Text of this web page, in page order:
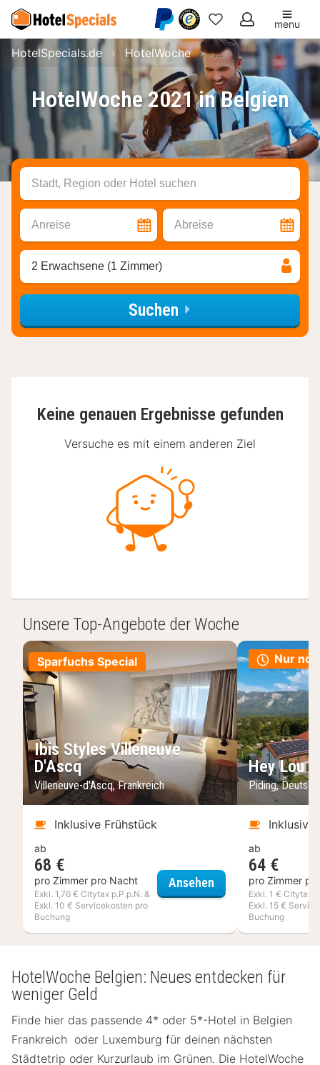
Meine
Favoriten
menu
HotelWoche 2021 in Belgien
HotelSpecials.de HotelWoche HotelWoche 2021
Stadt, Region oder Hotel suchen
Anreise Abreise
2 Erwachsene (1 Zimmer)
Suchen
Keine genauen Ergebnisse gefunden
Versuche es mit einem anderen Ziel
Unsere Top-Angebote der Woche
Sparfuchs Special
Ibis Styles Villeneuve
D'Ascq
Villeneuve-d'Ascq, Frankreich
Inklusive Frühstück
ab
68 €
pro Zimmer pro Nacht
Exkl. 1,76 € Citytax p.P.p.N. &
Exkl. 10 € Servicekosten pro
Buchung
Ansehen Ibis Styles
Nur
Hey Lou
Piding,
Inklusive
ab
64 €
pro Zimmer
Exkl. 1 € Citytax
Exkl. 15 €
Buchung
HotelWoche Belgien: Neues entdecken für
weniger Geld
Finde hier das passende 4* oder 5*-Hotel in Belgien
Frankreich oder Luxemburg für deinen nächsten
Städtetrip oder Kurzurlaub im Grünen. Die HotelWoche